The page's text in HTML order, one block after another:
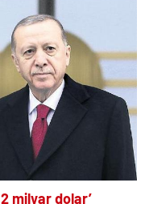
milyar dolar’